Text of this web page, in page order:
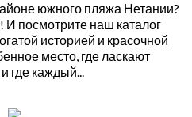
южного пляжа Нетании?
посмотрите наш каталог
историей и красочной
место, где ласкают
где каждый...